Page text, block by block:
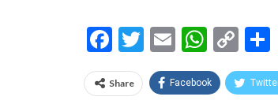
Facebook
Twitter
Email
Share Facebook